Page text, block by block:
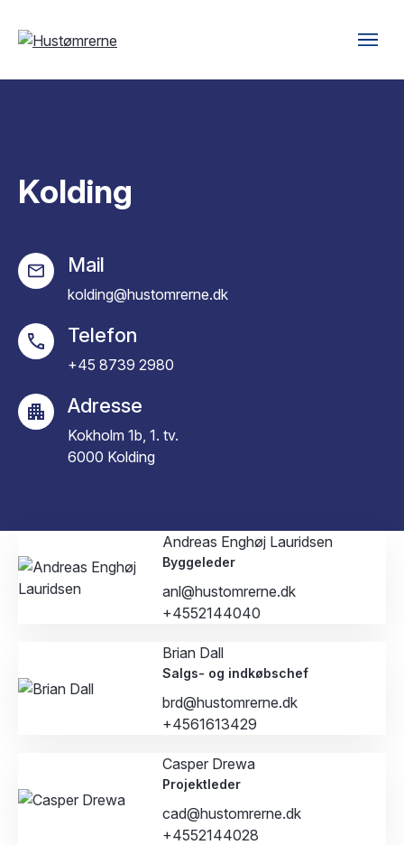
Kolding
Mail
kolding@hustomrerne.dk
Telefon
+45 8739 2980
Adresse
Kokholm 1b, 1. tv.
6000 Kolding
Andreas Enghøj Lauridsen
Byggeleder
anl@hustomrerne.dk
+4552144040
Brian Dall
Salgs- og indkøbschef
brd@hustomrerne.dk
+4561613429
Casper Drewa
Projektleder
cad@hustomrerne.dk
+4552144028